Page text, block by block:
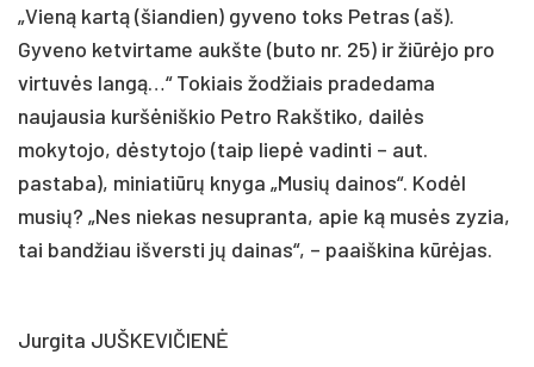
„Vieną kartą (šiandien) gyveno toks Petras (aš).
Gyveno ketvirtame aukšte (buto nr. 25) ir žiūrėjo pro
virtuvės langą…“ Tokiais žodžiais pradedama
naujausia kuršėniškio Petro Rakštiko, dailės
mokytojo, dėstytojo (taip liepė vadinti – aut.
pastaba), miniatiūrų knyga „Musių dainos“. Kodėl
musių? „Nes niekas nesupranta, apie ką musės zyzia,
tai bandžiau išversti jų dainas“, – paaiškina kūrėjas.
Jurgita JUŠKEVIČIENĖ